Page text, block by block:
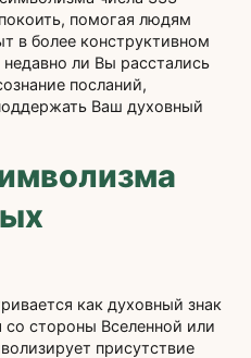
помогая людям
в более конструктивном
ли Вы расстались
посланий,
Ваш духовный
как духовный знак
стороны Вселенной или
присутствие